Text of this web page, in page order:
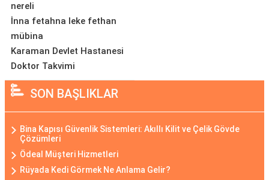
nereli
İnna fetahna leke fethan
mübina
Karaman Devlet Hastanesi
Doktor Takvimi
SON BAŞLIKLAR
Bina Kapısı Güvenlik Sistemleri: Akıllı Kilit ve Çelik Gövde
Çözümleri
Ödeal Müşteri Hizmetleri
Rüyada Kedi Görmek Ne Anlama Gelir?